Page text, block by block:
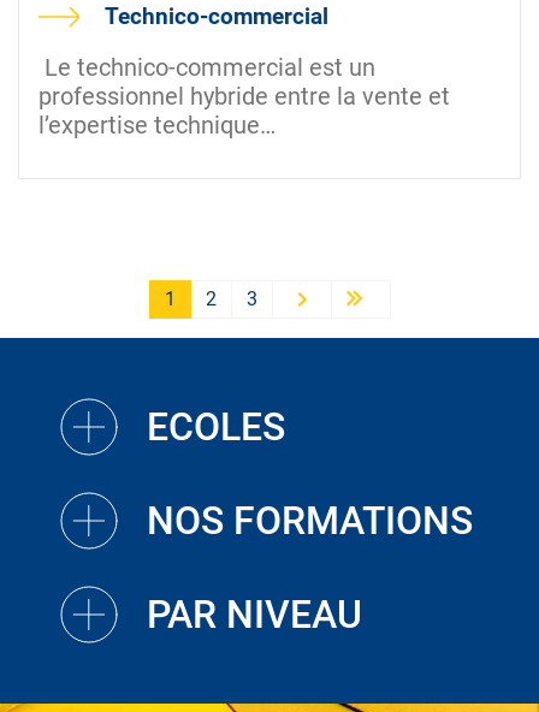
Technico-commercial
Le technico-commercial est un
professionnel hybride entre la vente et
l’expertise technique…
1 2 3 ››
ECOLES
NOS FORMATIONS
PAR NIVEAU